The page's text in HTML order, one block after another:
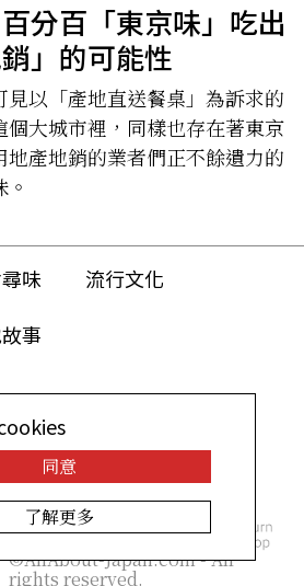
百分百「東京味」吃出
」的可能性
以「產地直送餐桌」為訴求的
個大城市裡，同樣也存在著東京
地產地銷的業者們正不餘遺力的
味
流行文化
事
政策
©AllAbout-Japan.com - All
rights reserved.
同意
了解更多